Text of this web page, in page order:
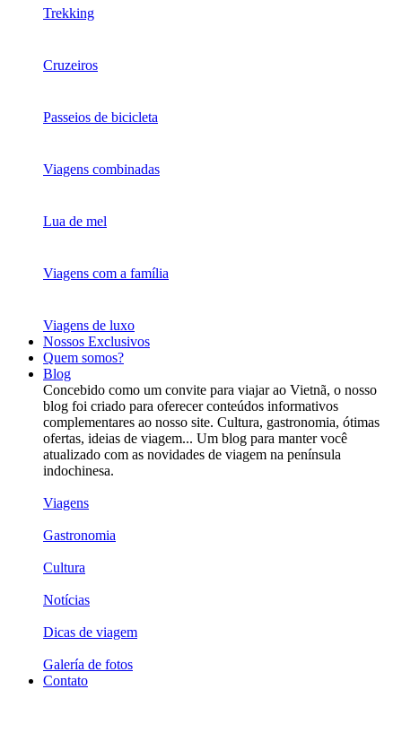
Trekking
Cruzeiros
Passeios de bicicleta
Viagens combinadas
Lua de mel
Viagens com a família
Viagens de luxo
Nossos Exclusivos
Quem somos?
Blog
Concebido como um convite para viajar ao Vietnã, o nosso
blog foi criado para oferecer conteúdos informativos
complementares ao nosso site. Cultura, gastronomia, ótimas
ofertas, ideias de viagem... Um blog para manter você
atualizado com as novidades de viagem na península
indochinesa.
Viagens
Gastronomia
Cultura
Notícias
Dicas de viagem
Galería de fotos
Contato